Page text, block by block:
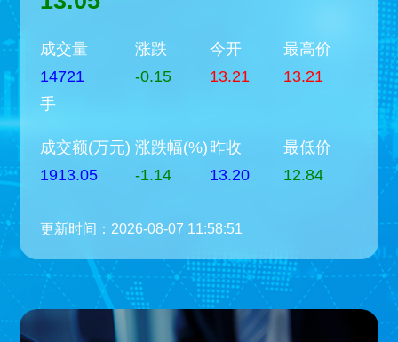
成交量
14721
手
涨跌
-0.15
今开
13.21
最高价
13.21
成交额(万元)
1913.05
涨跌幅(%)
-1.14
昨收
13.20
最低价
12.84
更新时间：2026-08-07 11:58:51